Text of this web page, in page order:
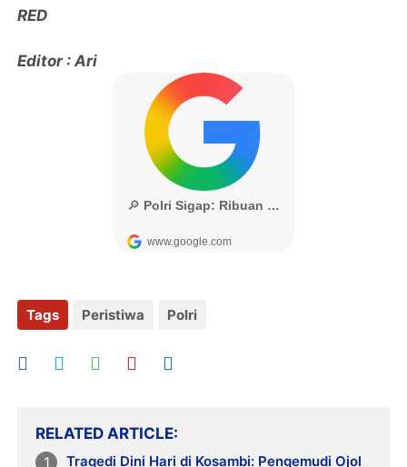
RED
Editor : Ari
Tags Peristiwa Polri
RELATED ARTICLE
Tragedi Dini Hari di Kosambi: Pengemudi Ojol